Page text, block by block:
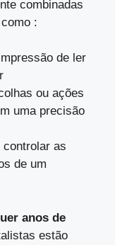
combinadas
:
de ler
ou ações
uma precisão
controlar as
de um
anos de
estão